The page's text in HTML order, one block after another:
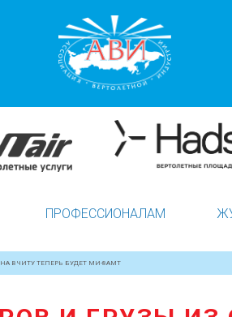
ПРОФЕССИОНАЛАМ
В ЧИТУ ТЕПЕРЬ БУДЕТ МИ-8АМТ